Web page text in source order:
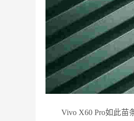
Vivo X60 Pro如此苗